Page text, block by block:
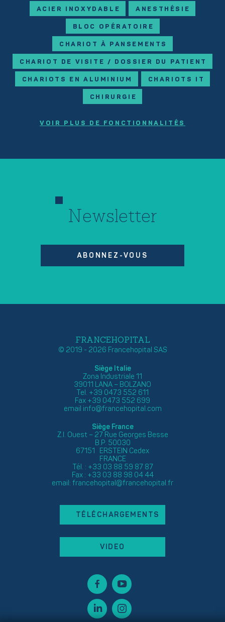
ACIER INOXYDABLE ANESTHÉSIE
BLOC OPÉRATOIRE
CHARIOT À PANSEMENTS
CHARIOT DE VISITE / DOSSIER DU PATIENT
CHARIOTS EN ALUMINIUM CHARIOTS IT
CHIRURGIE
VOIR PLUS DE FONCTIONNALITÉS
Newsletter
ABONNEZ-VOUS
FRANCEHOPITAL
© 2019 - 2026 Francehopital SAS
Siège Italie
Zona Industriale 11
39011 LANA – BOLZANO
Tel. +39 0473 552 611
Fax +39 0473 552 699
email info@francehopital.com
Siège France
Z.I. Ouest – 27 Rue Georges Besse
B.P. 50030
67151 ERSTEIN Cedex
FRANCE
Tél. : +33 03 88 59 87 87
Fax : +33 03 88 98 04 44
email: francehopital@francehopital.fr
TÉLÉCHARGEMENTS
VIDEO